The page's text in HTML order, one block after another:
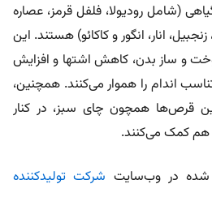
(شامل رودیولا، فلفل قرمز، عصاره
انار، انگور و کاکائو) هستند. این
و ساز بدن، کاهش اشتها و افزایش
اندام را هموار می‌کنند. همچنین،
قرص‌ها همچون چای سبز، در کنار
هم کمک می‌کنند.
شده در وب‌سایت شرکت تولیدکننده